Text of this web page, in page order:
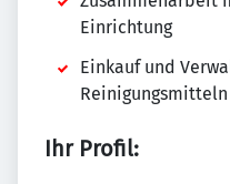
Einrichtung
Einkauf und
Ihr Profil: